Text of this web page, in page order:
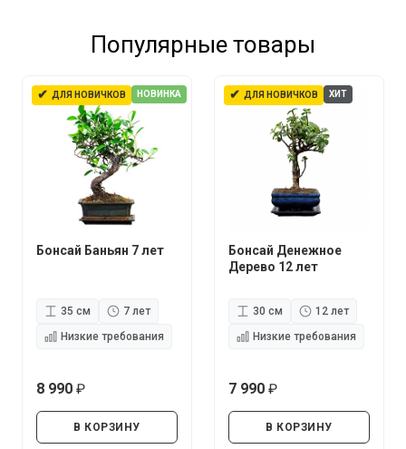
Популярные товары
✔ ДЛЯ НОВИЧКОВ НОВИНКА
Бонсай Баньян 7 лет
35 см
7 лет
Низкие требования
8 990
В КОРЗИНУ
✔ ДЛЯ НОВИЧКОВ ХИТ
Бонсай Денежное
Дерево 12 лет
30 см
12 лет
Низкие требования
7 990
В КОРЗИНУ